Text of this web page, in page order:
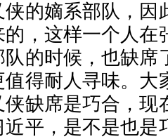
的嫡系部队，因
，这样一个人在
的时候，也缺席
值得耐人寻味。大
缺席是巧合，现
平，是不是也是